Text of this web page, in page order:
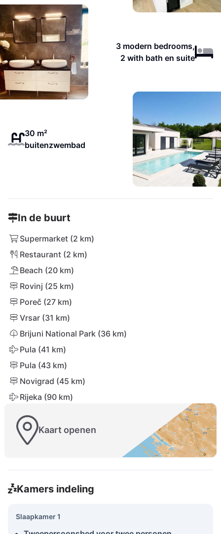
3 modern bedrooms,
2 with bath en suite
30 m²
buitenzwembad
In de buurt
Supermarket (2 km)
Restaurant (2 km)
Beach (20 km)
Rovinj (25 km)
Poreč (27 km)
Vrsar (31 km)
Brijuni National Park (36 km)
Pula (41 km)
Pula (43 km)
Novigrad (45 km)
Rijeka (90 km)
Kaart openen
Kamers indeling
Slaapkamer 1